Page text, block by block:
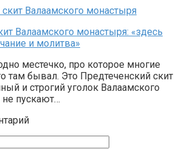
Валаамского монастыря: «здесь
и молитва»
местечко, про которое многие
там бывал. Это Предтеченский скит
и строгий уголок Валаамского
пускают…